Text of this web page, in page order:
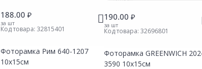
188.00 ₽
за шт
Код товара: 32815401
Фоторамка Рим 640-1207
10х15см
190.00 ₽
за шт
Код товара: 32696801
Фоторамка GREENWICH
3590 10х15см